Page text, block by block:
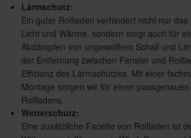
Lärmschutz:
Ein guter Rollladen verhindert nicht nur das
Licht und Wärme, sondern sorgt auch für
Abdämpfen von ungewolltem Schall und
der Entfernung zwischen Fenster und
Effizienz des Lärmschutzes. Mit einer
Montage sorgen wir für einen
Rollladens.
Wetterschutz:
Eine zusätzliche Facette von Rollladen ist